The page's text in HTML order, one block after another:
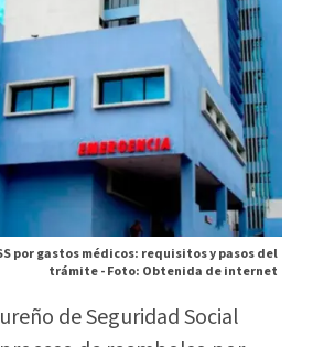
por gastos médicos: requisitos y pasos del
trámite -Foto: Obtenida de internet
de Seguridad Social